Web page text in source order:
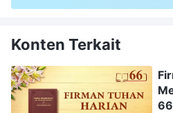
Konten Terkait
66